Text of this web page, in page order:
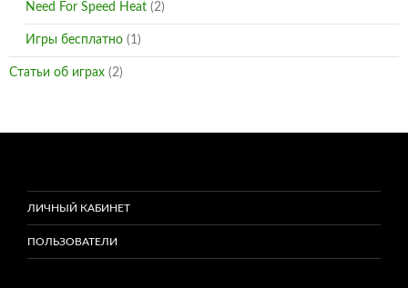
Need For Speed Heat (2)
Игры бесплатно (1)
Статьи об играх (2)
ЛИЧНЫЙ КАБИНЕТ
ПОЛЬЗОВАТЕЛИ